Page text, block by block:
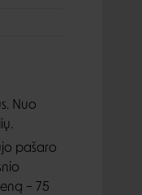
Nuo
pašaro
– 75